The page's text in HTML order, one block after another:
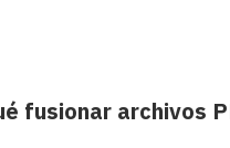
fusionar archivos